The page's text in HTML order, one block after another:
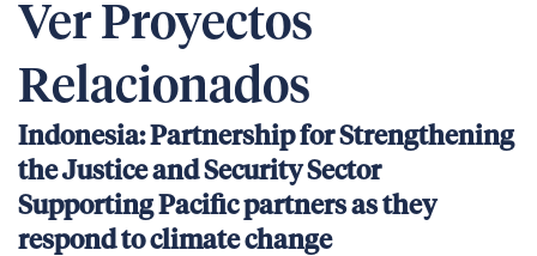
Ver Proyectos
Relacionados
Indonesia: Partnership for Strengthening
the Justice and Security Sector
Supporting Pacific partners as they
respond to climate change